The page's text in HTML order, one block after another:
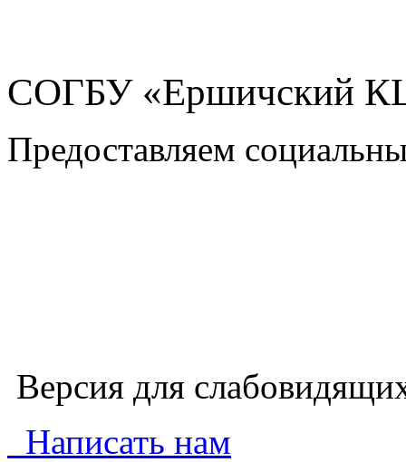
СОГБУ «Ершичский
Предоставляем
Версия для
Написать нам